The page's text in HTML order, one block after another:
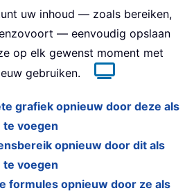
uw inhoud — zoals bereiken,
— eenvoudig opslaan
op elk gewenst moment met
gebruiken.
grafiek opnieuw door deze als
voegen
opnieuw door dit als
voegen
formules opnieuw door ze als